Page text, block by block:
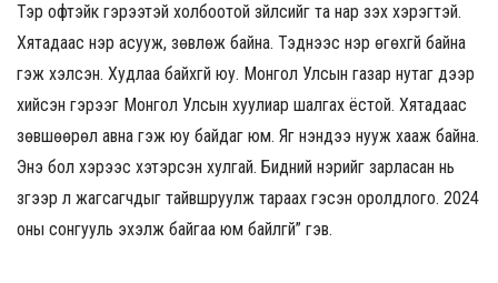
Тэр офтэйк гэрээтэй холбоотой зүйлсийг та нар үзэх хэрэгтэй.
Хятадаас нэр асууж, зөвлөж байна. Тэднээс нэр өгөхгүй байна
гэж хэлсэн. Худлаа байхгүй юу. Монгол Улсын газар нутаг дээр
хийсэн гэрээг Монгол Улсын хуулиар шалгах ёстой. Хятадаас
зөвшөөрөл авна гэж юу байдаг юм. Яг үнэндээ нууж хааж байна.
Энэ бол хэрээс хэтэрсэн хулгай. Бидний нэрийг зарласан нь
зүгээр л жагсагчдыг тайвшруулж тараах гэсэн оролдлого. 2024
оны сонгууль эхэлж байгаа юм байлгүй” гэв.